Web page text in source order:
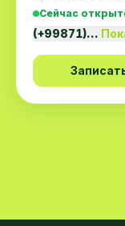
Сейчас
(+99871)…